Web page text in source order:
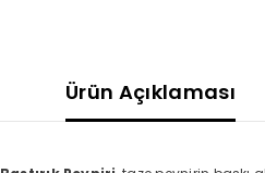
Ürün Açıklaması